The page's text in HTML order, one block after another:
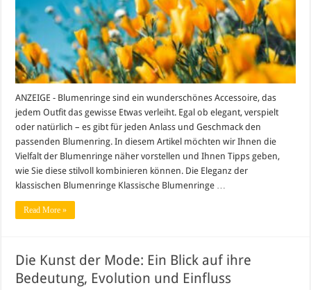
ANZEIGE - Blumenringe sind ein wunderschönes Accessoire, das
jedem Outfit das gewisse Etwas verleiht. Egal ob elegant, verspielt
oder natürlich – es gibt für jeden Anlass und Geschmack den
passenden Blumenring. In diesem Artikel möchten wir Ihnen die
Vielfalt der Blumenringe näher vorstellen und Ihnen Tipps geben,
wie Sie diese stilvoll kombinieren können. Die Eleganz der
klassischen Blumenringe Klassische Blumenringe …
Read More »
Die Kunst der Mode: Ein Blick auf ihre
Bedeutung, Evolution und Einfluss